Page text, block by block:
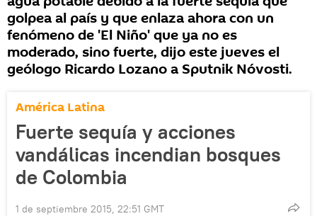
golpea al país y que enlaza ahora con un
fenómeno de 'El Niño' que ya no es
moderado, sino fuerte, dijo este jueves el
geólogo Ricardo Lozano a Sputnik Nóvosti.
América Latina
Fuerte sequía y acciones
vandálicas incendian bosques
de Colombia
1 de septiembre 2015, 22:51 GMT